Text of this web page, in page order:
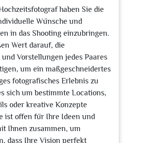
haben Sie die
Wünsche und
in das Shooting einzubringen.
Wert darauf, die
Vorstellungen jedes Paares
um ein maßgeschneidertes
fotografisches Erlebnis zu
sich um bestimmte Locations,
oder kreative Konzepte
ist offen für Ihre Ideen und
Ihnen zusammen, um
dass Ihre Vision perfekt